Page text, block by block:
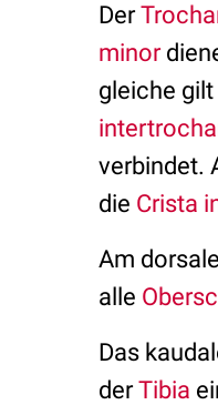
Der
minor
gleiche
verbindet.
die Crista
Am
alle
Das
derTibia